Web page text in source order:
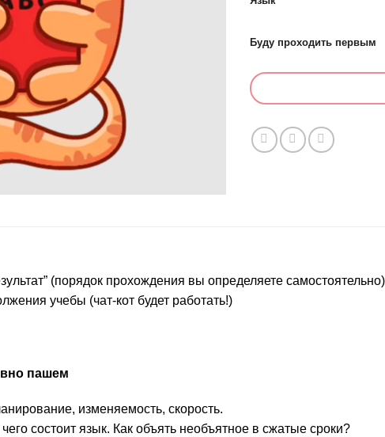
Буду проходить первым
(порядок прохождения вы определяете
учебы (чат-кот будет работать!)
пашем
изменяемость, скорость.
состоит язык. Как объять необъятное в сжатые сроки?